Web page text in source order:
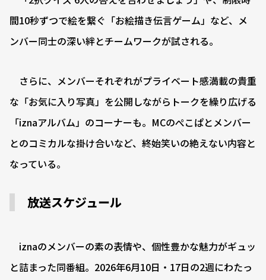
間10秒ずつで絵を繋ぐ「お絵描き伝言ゲーム」など、メ
ンバー同士の深い絆とチームワークが試される。
さらに、メンバーそれぞれがプライベート感満載の貴重
な「お気に入り写真」を公開しながらトークを繰り広げる
「iznaアルバム」のコーナーも。MCのぺこぱとメンバー
とのコミカルな掛け合いなど、終始笑いの絶えない内容と
なっている。
放送スケジュール
iznaのメンバーの素の表情や、個性豊かな魅力がギュッ
と詰まった同番組。2026年6月10日・17日の2週にわたっ